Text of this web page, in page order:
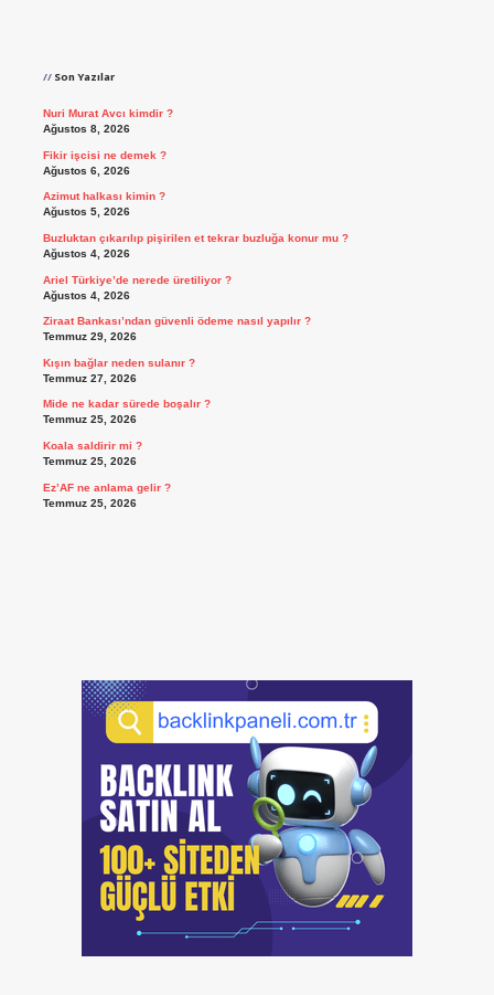
Son Yazılar
Nuri Murat Avcı kimdir ?
Ağustos 8, 2026
Fikir işcisi ne demek ?
Ağustos 6, 2026
Azimut halkası kimin ?
Ağustos 5, 2026
Buzluktan çıkarılıp pişirilen et tekrar buzluğa konur mu ?
Ağustos 4, 2026
Ariel Türkiye’de nerede üretiliyor ?
Ağustos 4, 2026
Ziraat Bankası’ndan güvenli ödeme nasıl yapılır ?
Temmuz 29, 2026
Kışın bağlar neden sulanır ?
Temmuz 27, 2026
Mide ne kadar sürede boşalır ?
Temmuz 25, 2026
Koala saldirir mi ?
Temmuz 25, 2026
Ez’AF ne anlama gelir ?
Temmuz 25, 2026